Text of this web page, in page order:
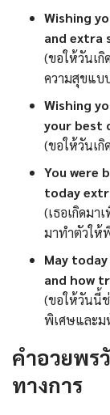
Wishing
and extra
(ขอให้วันเ
ความสุขแบ
Wishing
your best
(ขอให้วันเกิ
You were
today
(เธอเกิดม
มาทำตัวให้
May
and how
(ขอให้วันนี้ช่
พิเศษและม
คำอวยพร
ทางการ